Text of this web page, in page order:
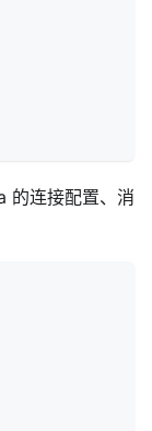
的连接配置、消